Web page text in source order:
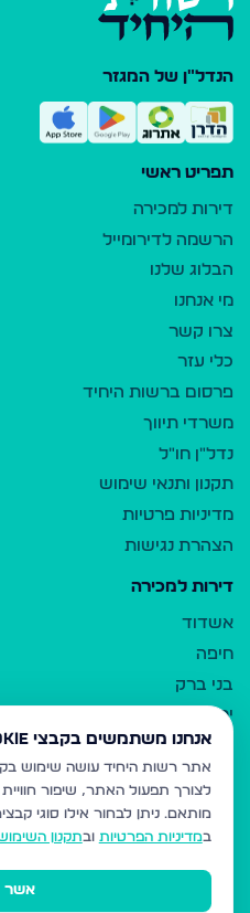
הנדל"ן של המגזר
תפריט ראשי
דירות למכירה
הרשמה לדירומייל
הבלוג שלנו
מי אנחנו
צרו קשר
כלי עזר
פרסום ברשות היחיד
משרדי תיווך
נדל"ן חו"ל
תקנון ותנאי שימוש
מדיניות פרטיות
הצהרת נגישות
דירות למכירה
אשדוד
חיפה
בני ברק
ירושלים
אלעד
גבעת זאב
בית שמש
רכסים
מודיעין עילית
אנחנו משתמשים בקבצי Cookie
לצורך תפעול האתר, שיפור
מותאם. ניתן לבחור אילו סוגי
במדיניות הפרטיות ובתקנון
אשר